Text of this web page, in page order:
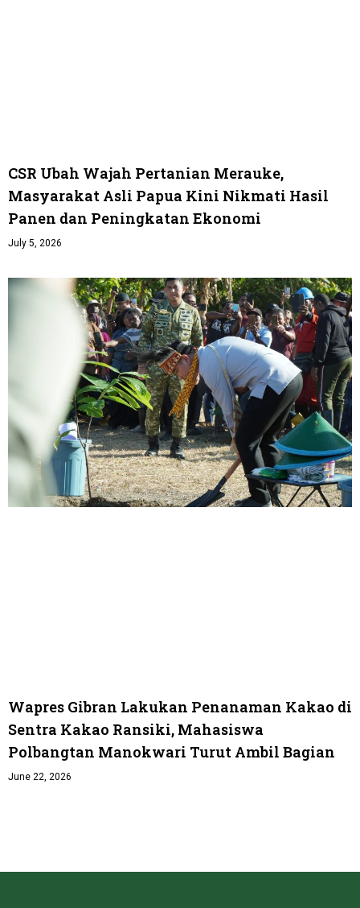
CSR Ubah Wajah Pertanian Merauke,
Masyarakat Asli Papua Kini Nikmati Hasil
Panen dan Peningkatan Ekonomi
July 5, 2026
Wapres Gibran Lakukan Penanaman Kakao di
Sentra Kakao Ransiki, Mahasiswa
Polbangtan Manokwari Turut Ambil Bagian
June 22, 2026